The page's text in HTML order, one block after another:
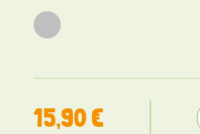
15,90 €